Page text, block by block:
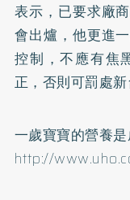
表示，已要求廠
會出爐，他更進
控制，不應有焦
正，否則可罰處新
一歲寶寶的營養
http://